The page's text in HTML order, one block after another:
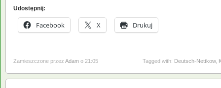
Udostępnij:
Facebook X Drukuj
Zamieszczone przez Adam o 21:05 Tagged with: Deutsch-Nettkow,